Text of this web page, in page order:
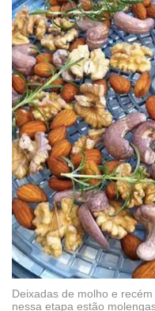
Deixadas de molho e
nessa etapa estão